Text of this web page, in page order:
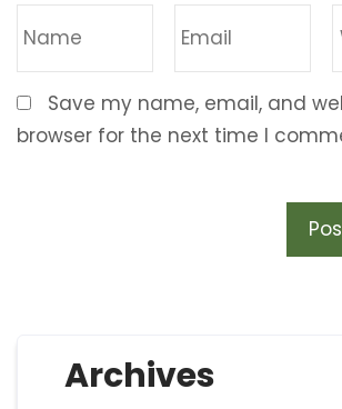
Save my name, email, and
browser for the next time I
Archives